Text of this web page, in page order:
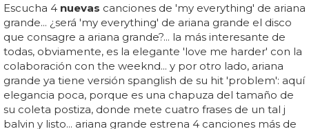
Escucha 4 nuevas canciones de 'my everything' de ariana
grande... ¿será 'my everything' de ariana grande el disco
que consagre a ariana grande?... la más interesante de
todas, obviamente, es la elegante 'love me harder' con la
colaboración con the weeknd... y por otro lado, ariana
grande ya tiene versión spanglish de su hit 'problem': aquí
elegancia poca, porque es una chapuza del tamaño de
su coleta postiza, donde mete cuatro frases de un tal j
balvin y listo... ariana grande estrena 4 canciones más de